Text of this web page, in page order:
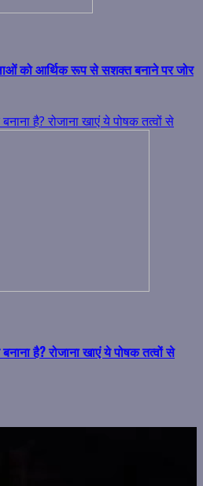
को आर्थिक रूप से सशक्त बनाने पर जोर
है? रोजाना खाएं ये पोषक तत्वों से
है? रोजाना खाएं ये पोषक तत्वों से